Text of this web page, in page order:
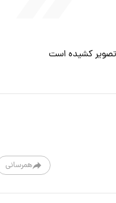
تصویر کشیده است
همرسانی